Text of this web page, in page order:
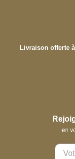
Livraison offerte
en